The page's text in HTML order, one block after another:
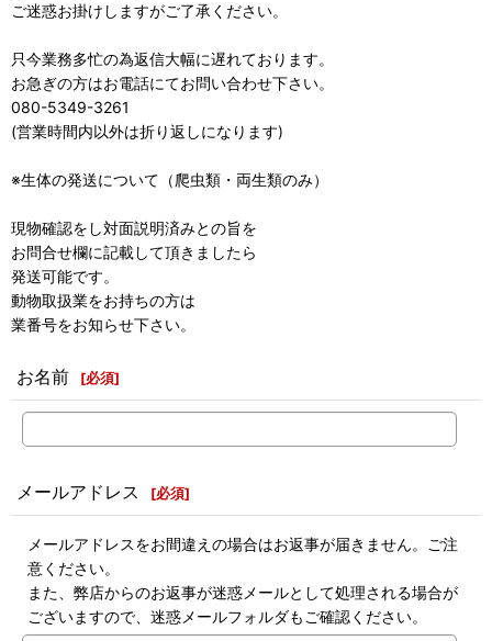
ご迷惑お掛けしますがご了承ください。
只今業務多忙の為返信大幅に遅れております。
お急ぎの方はお電話にてお問い合わせ下さい。
080-5349-3261
(営業時間内以外は折り返しになります)
※生体の発送について（爬虫類・両生類のみ）
現物確認をし対面説明済みとの旨を
お問合せ欄に記載して頂きましたら
発送可能です。
動物取扱業をお持ちの方は
業番号をお知らせ下さい。
お名前 [必須]
メールアドレス [必須]
メールアドレスをお間違えの場合はお返事が届きません。ご注
意ください。
また、弊店からのお返事が迷惑メールとして処理される場合が
ございますので、迷惑メールフォルダもご確認ください。